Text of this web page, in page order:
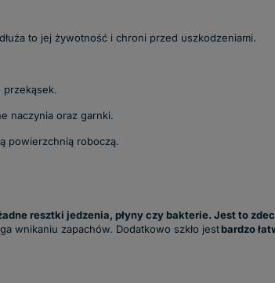
to jej żywotność i chroni przed uszkodzeniami.
przekąsek.
naczynia oraz garnki.
powierzchnią roboczą.
resztki jedzenia, płyny czy bakterie. Jest to
wnikaniu zapachów. Dodatkowo szkło jestbardzo